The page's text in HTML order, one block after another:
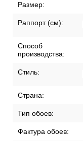
Размер:
Раппорт (см):
Способ
производства:
Стиль:
Страна:
Тип обоев:
Фактура обоев: